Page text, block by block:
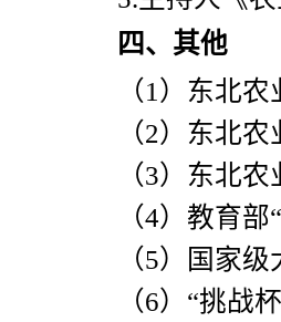
四、其他
（1 ）东北农
（2）东北农
（3）东北农
（4）教育部“
（5）国家级
（6） “挑战杯